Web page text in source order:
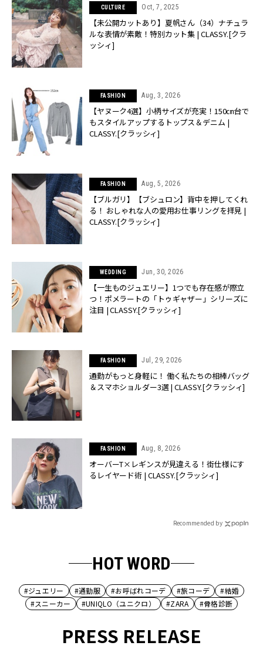
CULTURE Oct, 7, 2025
【未公開カットあり】夏帆さん（34）ナチュラ
ルな表情が素敵！特別カット集 | CLASSY.[クラ
ッシィ]
FASHION Aug, 3, 2026
【ヤヌーク4選】小柄サイズが充実！150㎝台で
もスタイルアップするトップス＆デニム |
CLASSY.[クラッシィ]
FASHION Aug, 5, 2026
【ブルガリ】【ブシュロン】背中を押してくれ
る！ おしゃれな人の愛用お仕事リングを拝見 |
CLASSY.[クラッシィ]
WEDDING Jun, 30, 2026
【一生ものジュエリー】1つでも存在感が際立
つ！ポメラートの「トゥギャザー」シリーズに
注目 | CLASSY.[クラッシィ]
FASHION Jul, 29, 2026
通勤がもっと身軽に！ 働く私たちの相棒バッグ
＆スマホショルダー3選 | CLASSY.[クラッシィ]
FASHION Aug, 8, 2026
オーバーT×レギンスが見違える！街仕様にす
るレイヤード術 | CLASSY.[クラッシィ]
Recommended by
HOT WORD
#ジュエリー #通勤服 #お呼ばれコーデ #旅コーデ
#結婚
#スニーカー
#UNIQLO（ユニクロ） #ZARA #骨格診断
PRESS RELEASE